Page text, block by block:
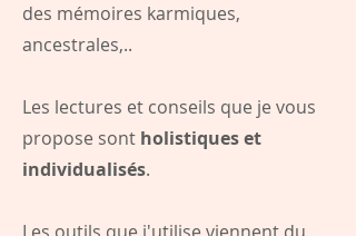
des mémoires karmiques,
ancestrales,..
Les lectures et conseils que je vous
propose sont holistiques et
individualisés.